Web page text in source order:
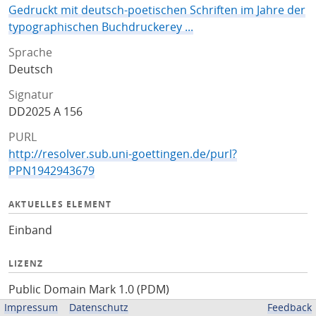
Gedruckt mit deutsch-poetischen Schriften im Jahre der
typographischen Buchdruckerey ...
Sprache
Deutsch
Signatur
DD2025 A 156
PURL
http://resolver.sub.uni-goettingen.de/purl?
PPN1942943679
AKTUELLES ELEMENT
Einband
LIZENZ
Public Domain Mark 1.0 (PDM)
Impressum Datenschutz Feedback